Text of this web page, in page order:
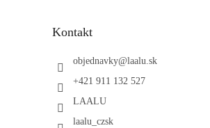
Kontakt
objednavky@laalu.sk
+421 911 132 527
LAALU
laalu_czsk